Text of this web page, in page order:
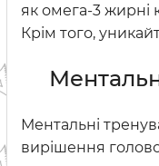
як омега-3 жирні
Крім того,
Ментальні
вирішення